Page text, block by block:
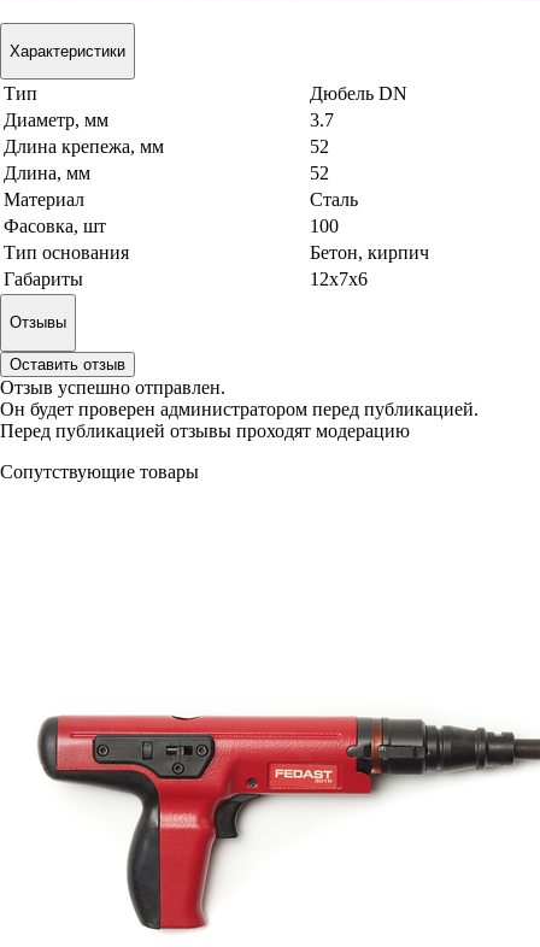
Характеристики
Тип
Дюбель DN
Диаметр, мм
3.7
Длина крепежа, мм
52
Длина, мм
52
Материал
Сталь
Фасовка, шт
100
Тип основания
Бетон, кирпич
Габариты
12x7x6
Отзывы
Оставить отзыв
Отзыв успешно отправлен.
Он будет проверен администратором перед публикацией.
Перед публикацией отзывы проходят модерацию
Сопутствующие товары